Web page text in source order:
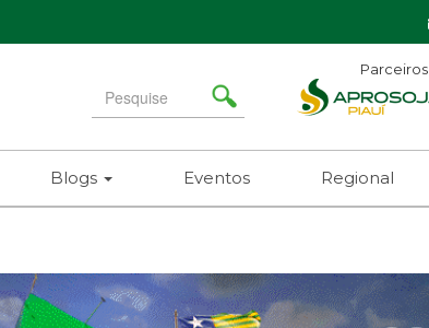
Search
for
Parceiros
Blogs Eventos Regional